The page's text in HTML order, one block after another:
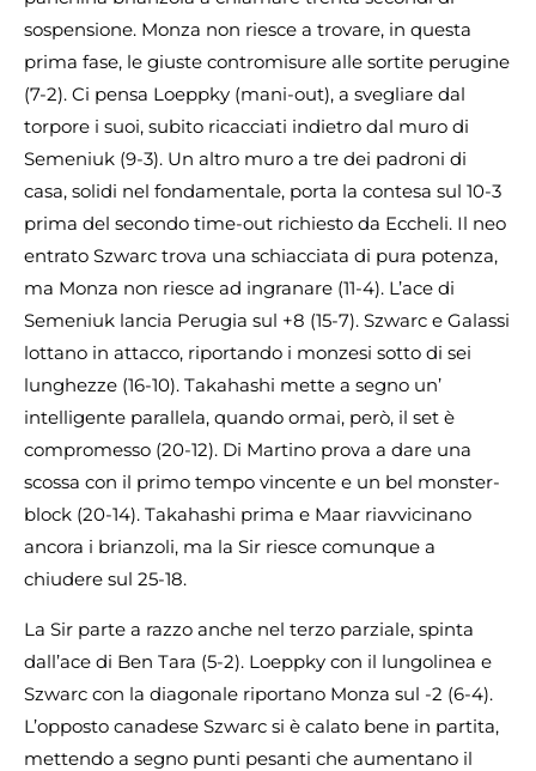
sospensione. Monza non riesce a trovare, in questa
prima fase, le giuste contromisure alle sortite perugine
(7-2). Ci pensa Loeppky (mani-out), a svegliare dal
torpore i suoi, subito ricacciati indietro dal muro di
Semeniuk (9-3). Un altro muro a tre dei padroni di
casa, solidi nel fondamentale, porta la contesa sul 10-3
prima del secondo time-out richiesto da Eccheli. Il neo
entrato Szwarc trova una schiacciata di pura potenza,
ma Monza non riesce ad ingranare (11-4). L’ace di
Semeniuk lancia Perugia sul +8 (15-7). Szwarc e Galassi
lottano in attacco, riportando i monzesi sotto di sei
lunghezze (16-10). Takahashi mette a segno un’
intelligente parallela, quando ormai, però, il set è
compromesso (20-12). Di Martino prova a dare una
scossa con il primo tempo vincente e un bel monster-
block (20-14). Takahashi prima e Maar riavvicinano
ancora i brianzoli, ma la Sir riesce comunque a
chiudere sul 25-18.
La Sir parte a razzo anche nel terzo parziale, spinta
dall’ace di Ben Tara (5-2). Loeppky con il lungolinea e
Szwarc con la diagonale riportano Monza sul -2 (6-4).
L’opposto canadese Szwarc si è calato bene in partita,
mettendo a segno punti pesanti che aumentano il